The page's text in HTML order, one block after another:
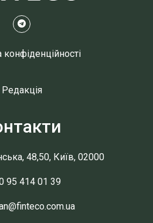
конфіденційності
Редакція
48,50, Київ, 02000
95 414 01 39